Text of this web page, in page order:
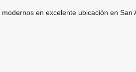
en excelente ubicación en San